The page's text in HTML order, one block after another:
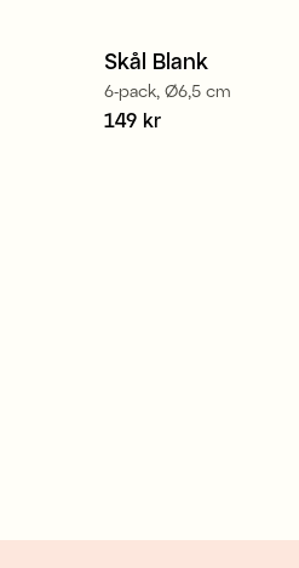
Skål Blank
6-pack, Ø6,5 cm
Pris :149 kr
149 kr